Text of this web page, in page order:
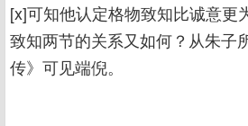
[x]可知他认定格物致知比诚意更
致知两节的关系又如何？从朱子
传》可见端倪。